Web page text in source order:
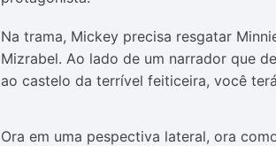
Na trama, Mickey precisa resgatar
Mizrabel. Ao lado de um narrador que
ao castelo da terrível feiticeira, você
Ora em uma pespectiva lateral, ora